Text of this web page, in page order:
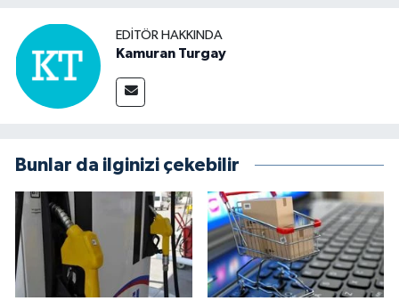
EDITÖR HAKKINDA
Kamuran Turgay
Bunlar da ilginizi çekebilir